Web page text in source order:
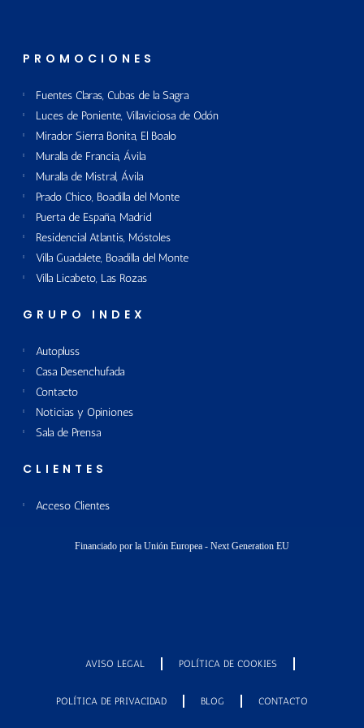
PROMOCIONES
Fuentes Claras, Cubas de la Sagra
Luces de Poniente, Villaviciosa de Odón
Mirador Sierra Bonita, El Boalo
Muralla de Francia, Ávila
Muralla de Mistral, Ávila
Prado Chico, Boadilla del Monte
Puerta de España, Madrid
Residencial Atlantis, Móstoles
Villa Guadalete, Boadilla del Monte
Villa Licabeto, Las Rozas
GRUPO INDEX
Autopluss
Casa Desenchufada
Contacto
Noticias y Opiniones
Sala de Prensa
CLIENTES
Acceso Clientes
Financiado por la Unión Europea - Next Generation EU
AVISO LEGAL POLÍTICA DE COOKIES
POLÍTICA DE PRIVACIDAD BLOG CONTACTO